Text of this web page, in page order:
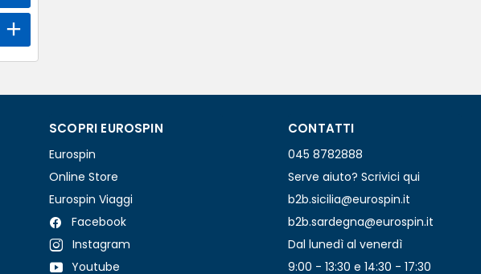
SCOPRI EUROSPIN
Eurospin
Online Store
Eurospin Viaggi
Facebook
Instagram
Youtube
CONTATTI
045 8782888
Serve aiuto? Scrivici qui
b2b.sicilia@eurospin.it
b2b.sardegna@eurospin.it
Dal lunedì al venerdì
9:00 - 13:30 e 14:30 - 17:30